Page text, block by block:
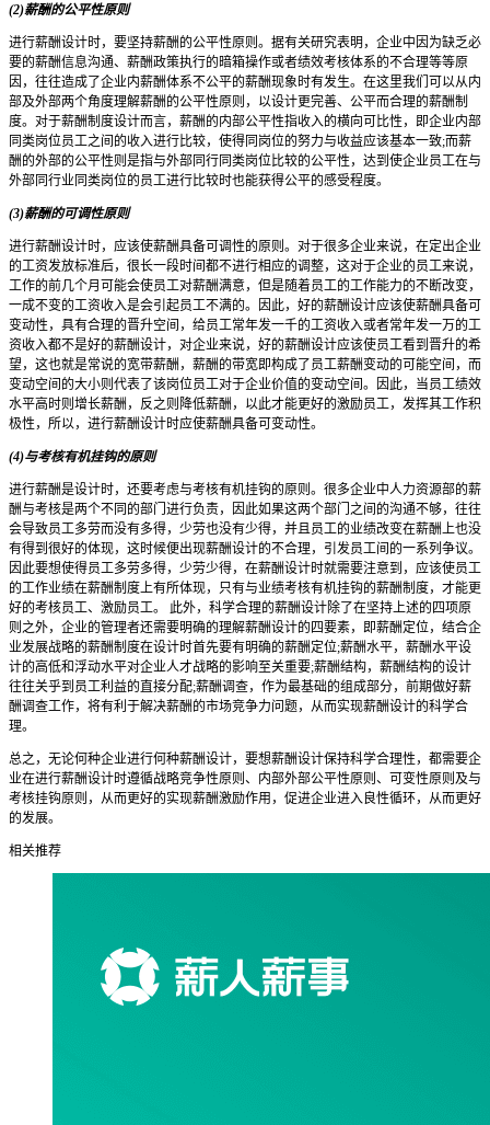
(2)薪酬的公平性原则
进行薪酬设计时，要坚持薪酬的公平性原则。据有关研究表明，企业中因为缺乏必
要的薪酬信息沟通、薪酬政策执行的暗箱操作或者绩效考核体系的不合理等等原
因，往往造成了企业内薪酬体系不公平的薪酬现象时有发生。在这里我们可以从内
部及外部两个角度理解薪酬的公平性原则，以设计更完善、公平而合理的薪酬制
度。对于薪酬制度设计而言，薪酬的内部公平性指收入的横向可比性，即企业内部
同类岗位员工之间的收入进行比较，使得同岗位的努力与收益应该基本一致;而薪
酬的外部的公平性则是指与外部同行同类岗位比较的公平性，达到使企业员工在与
外部同行业同类岗位的员工进行比较时也能获得公平的感受程度。
(3)薪酬的可调性原则
进行薪酬设计时，应该使薪酬具备可调性的原则。对于很多企业来说，在定出企业
的工资发放标准后，很长一段时间都不进行相应的调整，这对于企业的员工来说，
工作的前几个月可能会使员工对薪酬满意，但是随着员工的工作能力的不断改变，
一成不变的工资收入是会引起员工不满的。因此，好的薪酬设计应该使薪酬具备可
变动性，具有合理的晋升空间，给员工常年发一千的工资收入或者常年发一万的工
资收入都不是好的薪酬设计，对企业来说，好的薪酬设计应该使员工看到晋升的希
望，这也就是常说的宽带薪酬，薪酬的带宽即构成了员工薪酬变动的可能空间，而
变动空间的大小则代表了该岗位员工对于企业价值的变动空间。因此，当员工绩效
水平高时则增长薪酬，反之则降低薪酬，以此才能更好的激励员工，发挥其工作积
极性，所以，进行薪酬设计时应使薪酬具备可变动性。
(4)与考核有机挂钩的原则
进行薪酬是设计时，还要考虑与考核有机挂钩的原则。很多企业中人力资源部的薪
酬与考核是两个不同的部门进行负责，因此如果这两个部门之间的沟通不够，往往
会导致员工多劳而没有多得，少劳也没有少得，并且员工的业绩改变在薪酬上也没
有得到很好的体现，这时候便出现薪酬设计的不合理，引发员工间的一系列争议。
因此要想使得员工多劳多得，少劳少得，在薪酬设计时就需要注意到，应该使员工
的工作业绩在薪酬制度上有所体现，只有与业绩考核有机挂钩的薪酬制度，才能更
好的考核员工、激励员工。 此外，科学合理的薪酬设计除了在坚持上述的四项原
则之外，企业的管理者还需要明确的理解薪酬设计的四要素，即薪酬定位，结合企
业发展战略的薪酬制度在设计时首先要有明确的薪酬定位;薪酬水平，薪酬水平设
计的高低和浮动水平对企业人才战略的影响至关重要;薪酬结构，薪酬结构的设计
往往关乎到员工利益的直接分配;薪酬调查，作为最基础的组成部分，前期做好薪
酬调查工作，将有利于解决薪酬的市场竞争力问题，从而实现薪酬设计的科学合
理。
总之，无论何种企业进行何种薪酬设计，要想薪酬设计保持科学合理性，都需要企
业在进行薪酬设计时遵循战略竞争性原则、内部外部公平性原则、可变性原则及与
考核挂钩原则，从而更好的实现薪酬激励作用，促进企业进入良性循环，从而更好
的发展。
相关推荐